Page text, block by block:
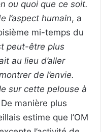
ou quoi que ce soit.
l’aspect humain, a
mi-temps du
peut-être plus
au lieu d’aller
de l’envie.
sur cette pelouse à
De manière plus
estime que l’OM